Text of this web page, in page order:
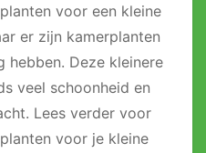
voor een kleine
er zijn kamerplanten
hebben. Deze kleinere
veel schoonheid en
Lees verder voor
voor je kleine